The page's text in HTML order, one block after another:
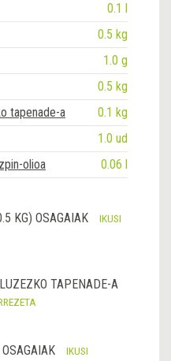
0.1 l
0.5 kg
1.0 g
0.5 kg
tapenade-a
0.1 kg
1.0 ud
olioa
0.06 l
KG) OSAGAIAK
IKUSI
TAPENADE-A
IKUSI